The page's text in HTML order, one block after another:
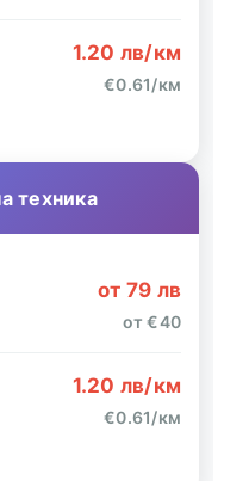
1.20 лв/км
€0.61/км
техника
от 79 лв
от €40
1.20 лв/км
€0.61/км